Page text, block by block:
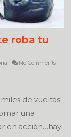
roba tu
No Comments
de vueltas
una
en acción…hay